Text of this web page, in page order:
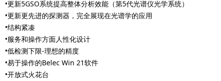
•更新5GSO系统提高整体分析效能（第5代光谱仪光学系统）
•更新更先进的探测器，完全展现在光谱学的应用
•结构紧凑
•服务和操作方面人性化设计
•低检测下限-理想的精度
•易于操作的Belec Win 21软件
•开放式火花台